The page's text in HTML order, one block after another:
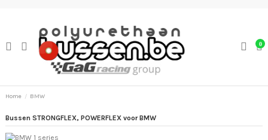
0
Home BMW
Bussen STRONGFLEX, POWERFLEX voor BMW